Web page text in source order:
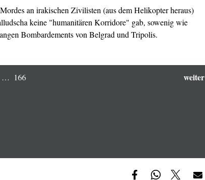
an irakischen Zivilisten (aus dem Helikopter heraus)
keine "humanitären Korridore" gab, sowenig wie
Bombardements von Belgrad und Tripolis.
… 166 weiter